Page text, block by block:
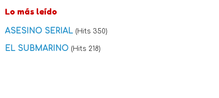
Lo más leído
ASESINO SERIAL (Hits 350)
EL SUBMARINO (Hits 218)